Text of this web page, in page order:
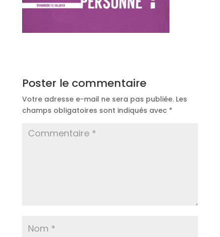
Poster le commentaire
Votre adresse e-mail ne sera pas publiée. Les
champs obligatoires sont indiqués avec *